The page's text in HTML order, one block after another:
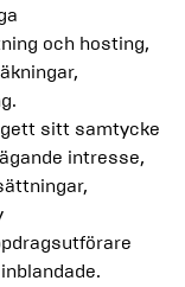
och hosting,
sitt samtycke
intresse,